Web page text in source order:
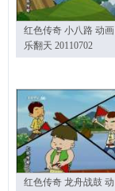
红色传奇 小八路 动画
乐翻天 20110702
红色传奇 龙舟战鼓 动